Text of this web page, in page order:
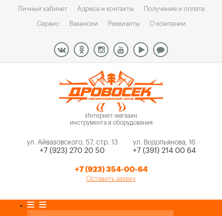
Личный кабинет Адреса и контакты Получение и оплата
Сервис Вакансии Реквизиты О компании
Интернет-магазин
инструмента и оборудования
ул. Айвазовского, 57, стр. 13
+7 (923) 270 20 50
ул. Водопьянова, 16
+7 (391) 214 00 64
+7 (923) 354-00-64
Оставить заявку
+-